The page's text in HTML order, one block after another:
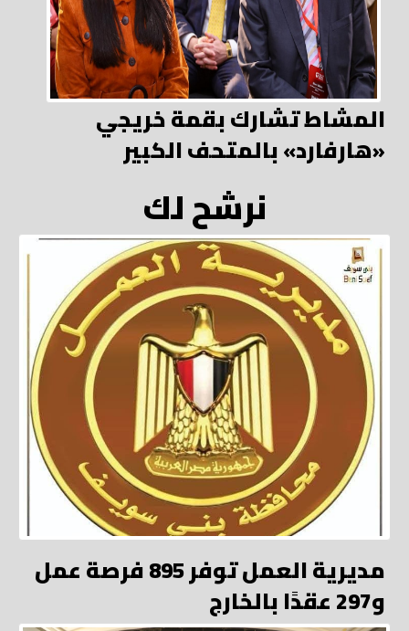
المشاط تشارك بقمة خريجي
«هارفارد» بالمتحف الكبير
نرشح لك
مديرية العمل توفر 895 فرصة عمل
و297 عقدًا بالخارج